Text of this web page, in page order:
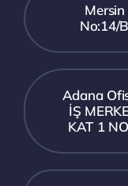
No:14/
Adana
İŞ
KAT 1